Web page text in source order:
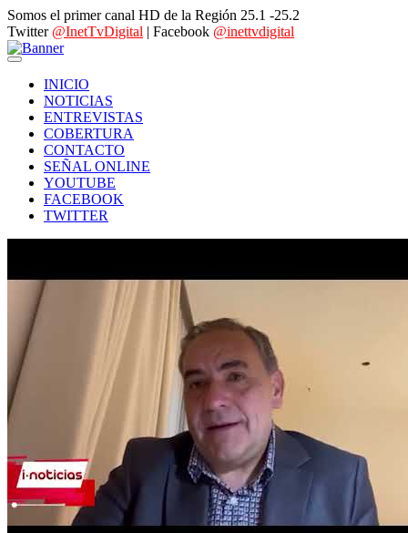
Somos el primer canal HD de la Región 25.1 -25.2
Twitter @InetTvDigital | Facebook @inettvdigital
INICIO
NOTICIAS
ENTREVISTAS
COBERTURA
CONTACTO
SEÑAL ONLINE
YOUTUBE
FACEBOOK
TWITTER